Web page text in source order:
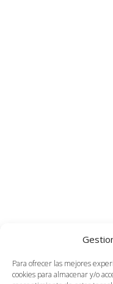
Para ofrecer las mejores
cookies para almacenar y/o